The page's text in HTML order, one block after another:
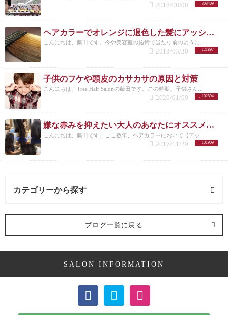
303409
2018/08/08
ヘアカラーでオレンジに退色した髪にアッシュのすすめ
こんにちは、藤田です。今や美容室の施術で当たり前のように...
121897
2018/03/30
子供のフケや頭皮のカサカサの原因と対策
こんにちは、Tree Hair Salonの藤田です。この時期、子供さん...
102894
2020/01/09
嫌な赤みを抑えたい大人のあなたにオススメしたいヘアカラー【アッシュ】
こんにちは、藤田です。ここ数年、ヘアカラーにおいて【アッ...
101909
2017/11/29
カテゴリーから探す
髪型 (54記事)
ブログ一覧に戻る
SALON INFORMATION